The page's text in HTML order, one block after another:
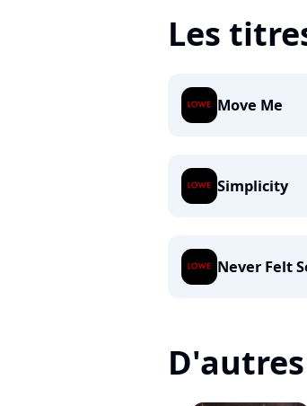
Les
Move Me
Simplicity
Never Felt